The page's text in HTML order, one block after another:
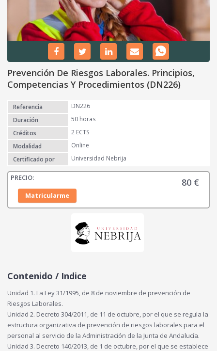
Prevención De Riesgos Laborales. Principios,
Competencias Y Procedimientos (DN226)
Referencia
DN226
Duración
50 horas
Créditos
2 ECTS
Modalidad
Online
Certificado por
Universidad Nebrija
80 €
Matricularme
Contenido / Indice
Unidad 1. La Ley 31/1995, de 8 de noviembre de prevención de
Riesgos Laborales.
Unidad 2. Decreto 304/2011, de 11 de octubre, por el que se regula la
estructura organizativa de prevención de riesgos laborales para el
personal al servicio de la Administración de la Junta de Andalucía.
Unidad 3. Decreto 140/2013, de 1 de octubre, por el que se establece